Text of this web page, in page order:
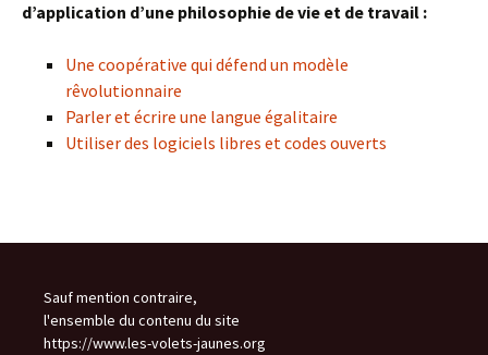
d’application d’une philosophie de vie et de travail :
Une coopérative qui défend un modèle
rêvolutionnaire
Parler et écrire une langue égalitaire
Utiliser des logiciels libres et codes ouverts
Sauf mention contraire,
l'ensemble du contenu du site
https://www.les-volets-jaunes.org